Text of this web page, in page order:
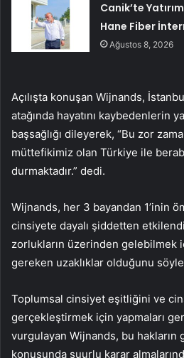
Canik’te
Hane Fiber
Ağustos 8, 2026
Açılışta konuşan Wijnands,
atağında hayatını kaybedenlerin
başsağlığı dileyerek, “Bu zor
müttefikimiz olan Türkiye ile
durmaktadır.” dedi.
Wijnands, her 3 bayandan 1’inin
cinsiyete dayalı şiddetten
zorlukların üzerinden gelebilmek
gereken uzaklıklar olduğunu
Toplumsal cinsiyet eşitliğini ve
gerçekleştirmek için yapmaları
vurgulayan Wijnands, bu hakların
konusunda şuurlu karar